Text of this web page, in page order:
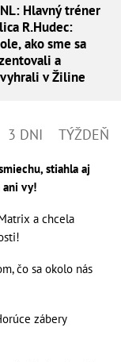
Hlavný tréner
R.Hudec:
ako sme sa
a
v Žiline
3 DNI TÝŽDEŇ
stiahla aj
ani vy!
a chcela
čo sa okolo nás
zábery